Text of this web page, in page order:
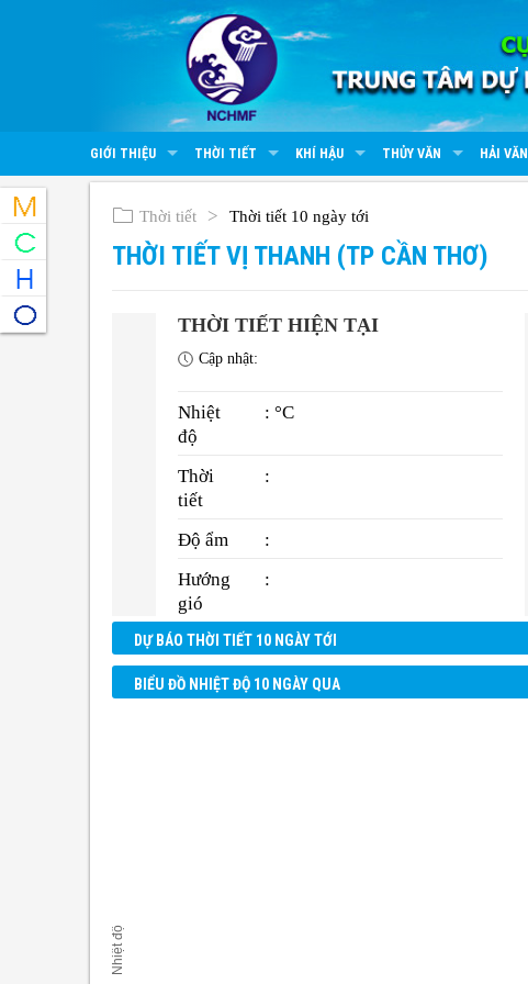
GIỚI THIỆU THỜI TIẾT KHÍ HẬU THỦY VĂN HẢI VĂN
Thời tiết Thời tiết 10 ngày tới
THỜI TIẾT VỊ THANH (TP CẦN THƠ)
THỜI TIẾT HIỆN TẠI
Cập nhật:
Nhiệt
độ
: °C
Thời
tiết
:
Độ ẩm
:
Hướng
gió
:
DỰ BÁO THỜI TIẾT 10 NGÀY TỚI
BIỂU ĐỒ NHIỆT ĐỘ 10 NGÀY QUA
Nhiệt độ